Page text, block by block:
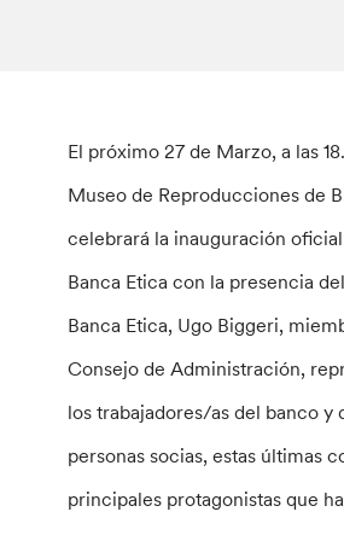
El próximo 27 de Marzo, a las
Museo de Reproducciones de
celebrará la inauguración
Banca Etica con la presencia
Banca Etica, Ugo Biggeri,
Consejo de Administración,
los trabajadores/as del banco y
personas socias, estas últimas
principales protagonistas que